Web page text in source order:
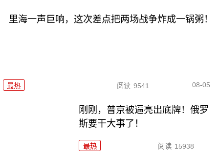
里海一声巨响，这次差点把两场战争炸成一锅粥！
最热 阅读 9541 08-05
刚刚，普京被逼亮出底牌！俄罗
斯要干大事了！
最热 阅读 15938